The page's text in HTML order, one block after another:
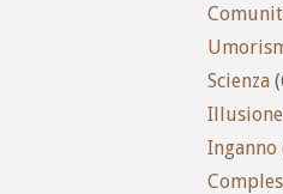
Scienza
Illusione
Inganno